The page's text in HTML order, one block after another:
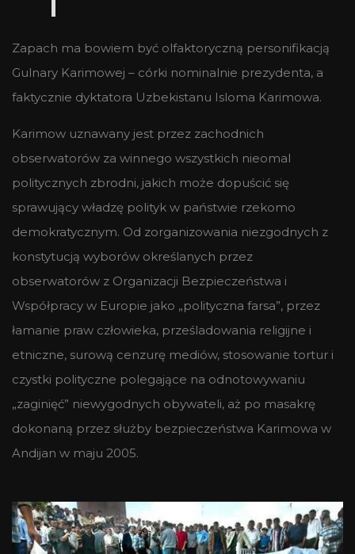
Zapach ma bowiem być olfaktoryczną personifikacją
Gulnary Karimowej – córki nominalnie prezydenta, a
faktycznie dyktatora Uzbekistanu Isloma Karimowa.
Karimow uznawany jest przez zachodnich
obserwatorów za winnego wszystkich nieomal
politycznych zbrodni, jakich może dopuścić się
sprawujący władzę polityk w państwie rzekomo
demokratycznym. Od zorganizowania niezgodnych z
konstytucją wyborów określanych przez
obserwatorów z Organizacji Bezpieczeństwa i
Współpracy w Europie jako „polityczna farsa”, przez
łamanie praw człowieka, prześladowania religijne i
etniczne, surową cenzurę mediów, stosowanie tortur i
czystki polityczne polegające na odnotowywaniu
„zaginięć” niewygodnych obywateli, aż po masakrę
dokonaną przez służby bezpieczeństwa Karimowa w
Andijan w maju 2005.